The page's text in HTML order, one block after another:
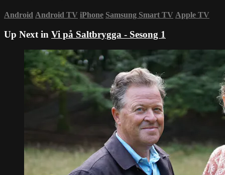
Android Android TV iPhone Samsung Smart TV Apple TV
Up Next in Vi på Saltbrygga - Sesong 1